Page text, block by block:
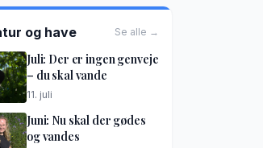
og have Se alle →
Juli: Der er ingen genveje
– du skal vande
11. juli
Juni: Nu skal der gødes
og vandes